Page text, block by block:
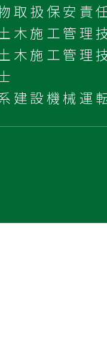
取扱保安責
木施工管理
木施工管理
建設機械運